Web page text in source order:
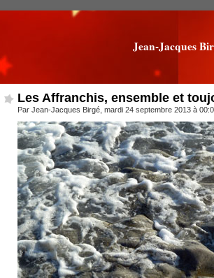
Jean-Jacques
Les Affranchis, ensemble et
Par Jean-Jacques Birgé, mardi 24 septembre 2013 à